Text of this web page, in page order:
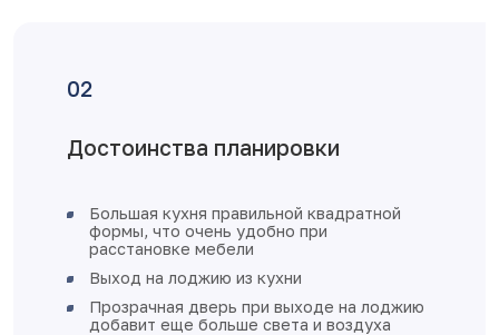
Достоинства планировки
Большая кухня правильной квадратной
формы, что очень удобно при
расстановке мебели
Выход на лоджию из кухни
Прозрачная дверь при выходе на лоджию
добавит еще больше света и воздуха